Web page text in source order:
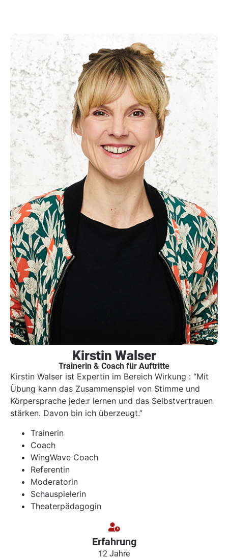
Kirstin Walser
Trainerin & Coach für Auftritte
Kirstin Walser ist Expertin im Bereich Wirkung : “Mit
Übung kann das Zusammenspiel von Stimme und
Körpersprache jede:r lernen und das Selbstvertrauen
stärken. Davon bin ich überzeugt.”
Trainerin
Coach
WingWave Coach
Referentin
Moderatorin
Schauspielerin
Theaterpädagogin
Erfahrung
12 Jahre